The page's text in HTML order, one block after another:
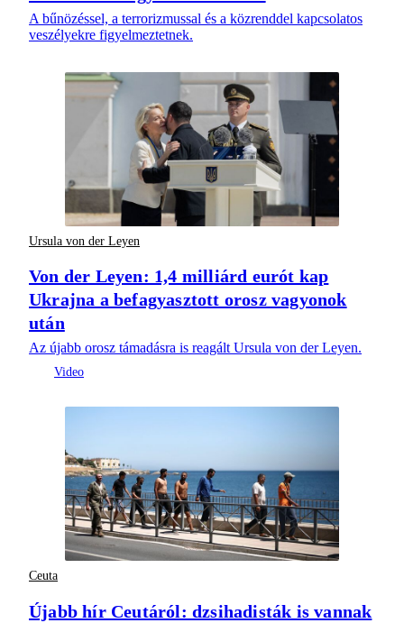
A bűnözéssel, a terrorizmussal és a közrenddel kapcsolatos
veszélyekre figyelmeztetnek.
Ursula von der Leyen
Von der Leyen: 1,4 milliárd eurót kap
Ukrajna a befagyasztott orosz vagyonok
után
Az újabb orosz támadásra is reagált Ursula von der Leyen.
Ceuta
Újabb hír Ceutáról: dzsihadisták is vannak